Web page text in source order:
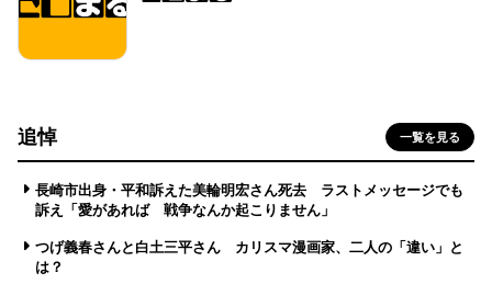
追悼 一覧を見る
長崎市出身・平和訴えた美輪明宏さん死去 ラストメッセージでも
訴え「愛があれば 戦争なんか起こりません」
つげ義春さんと白土三平さん カリスマ漫画家、二人の「違い」と
は？